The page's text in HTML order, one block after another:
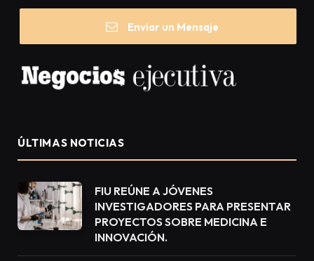
Enviar un Mensaje
ÚLTIMAS NOTICIAS
FIU REÚNE A JÓVENES
INVESTIGADORES PARA PRESENTAR
PROYECTOS SOBRE MEDICINA E
INNOVACIÓN.